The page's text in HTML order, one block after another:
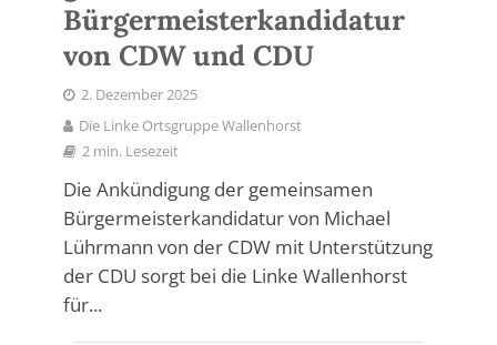
Bürgermeisterkandidatur
von CDW und CDU
2. Dezember 2025
Die Linke Ortsgruppe Wallenhorst
2 min. Lesezeit
Die Ankündigung der gemeinsamen
Bürgermeisterkandidatur von Michael
Lührmann von der CDW mit Unterstützung
der CDU sorgt bei die Linke Wallenhorst
für...